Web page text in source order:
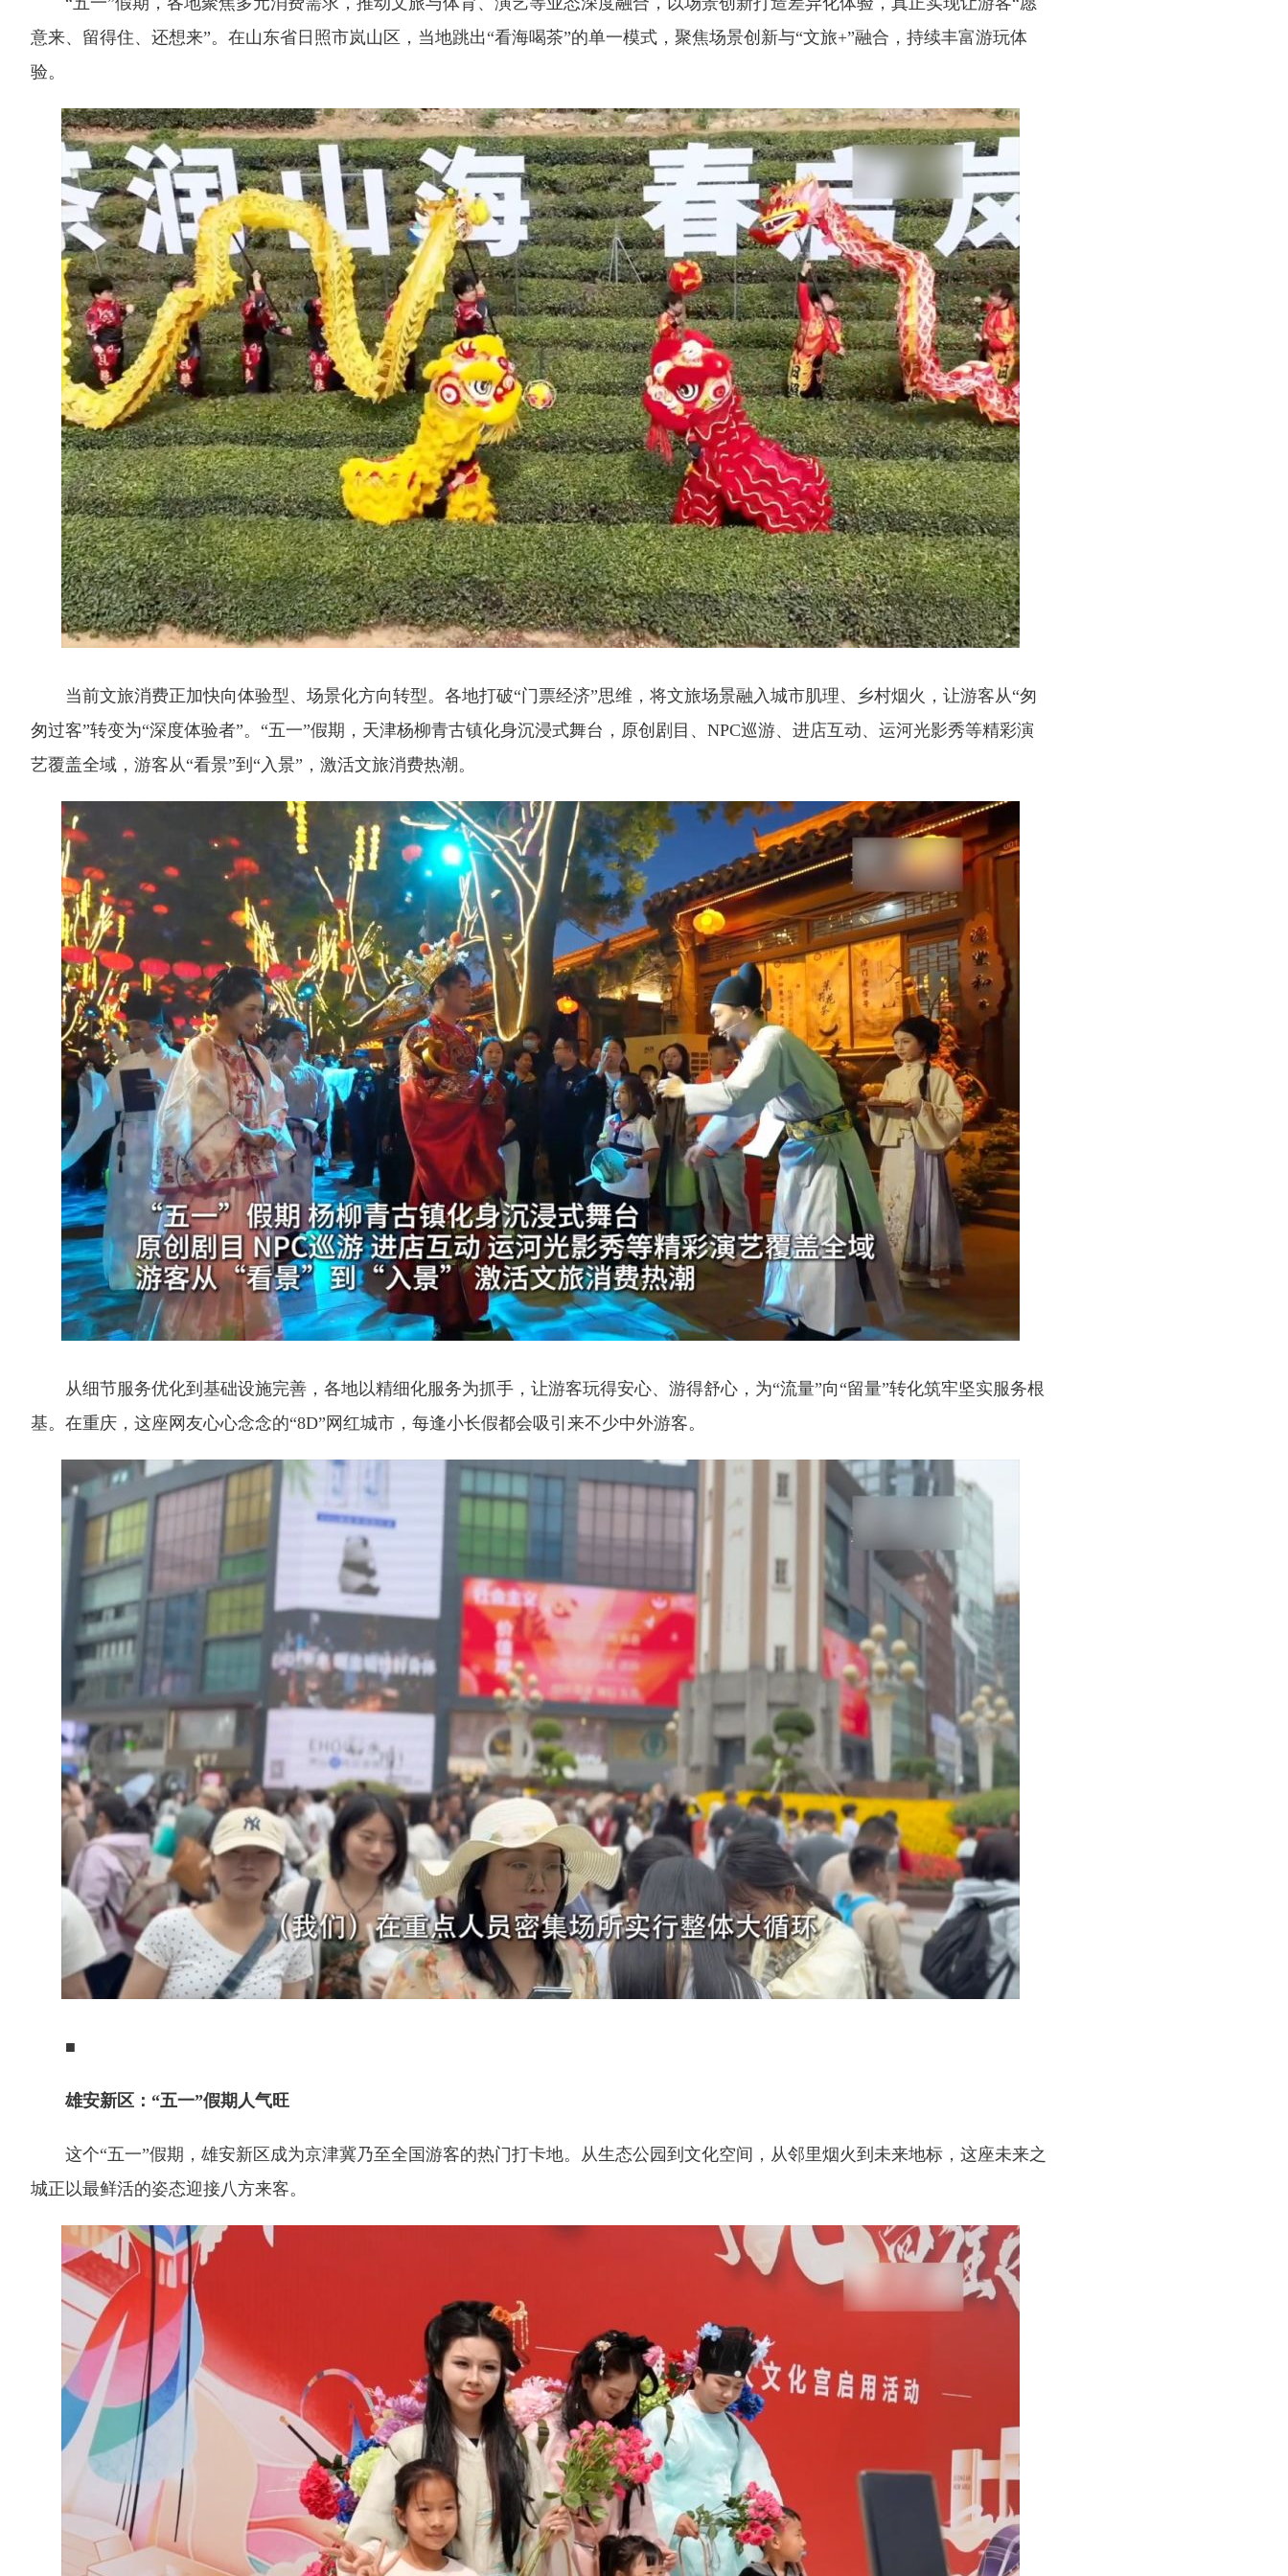
意来、留得住、还想来”。在山东省日照市岚山区，当地跳出“看海喝茶”的单一模式，聚焦场景创新与“文旅+”融合，持续丰富游玩体
验。
当前文旅消费正加快向体验型、场景化方向转型。各地打破“门票经济”思维，将文旅场景融入城市肌理、乡村烟火，让游客从“匆
匆过客”转变为“深度体验者”。“五一”假期，天津杨柳青古镇化身沉浸式舞台，原创剧目、NPC巡游、进店互动、运河光影秀等精彩演
艺覆盖全域，游客从“看景”到“入景”，激活文旅消费热潮。
从细节服务优化到基础设施完善，各地以精细化服务为抓手，让游客玩得安心、游得舒心，为“流量”向“留量”转化筑牢坚实服务根
基。在重庆，这座网友心心念念的“8D”网红城市，每逢小长假都会吸引来不少中外游客。
■
雄安新区：“五一”假期人气旺
这个“五一”假期，雄安新区成为京津冀乃至全国游客的热门打卡地。从生态公园到文化空间，从邻里烟火到未来地标，这座未来之
城正以最鲜活的姿态迎接八方来客。